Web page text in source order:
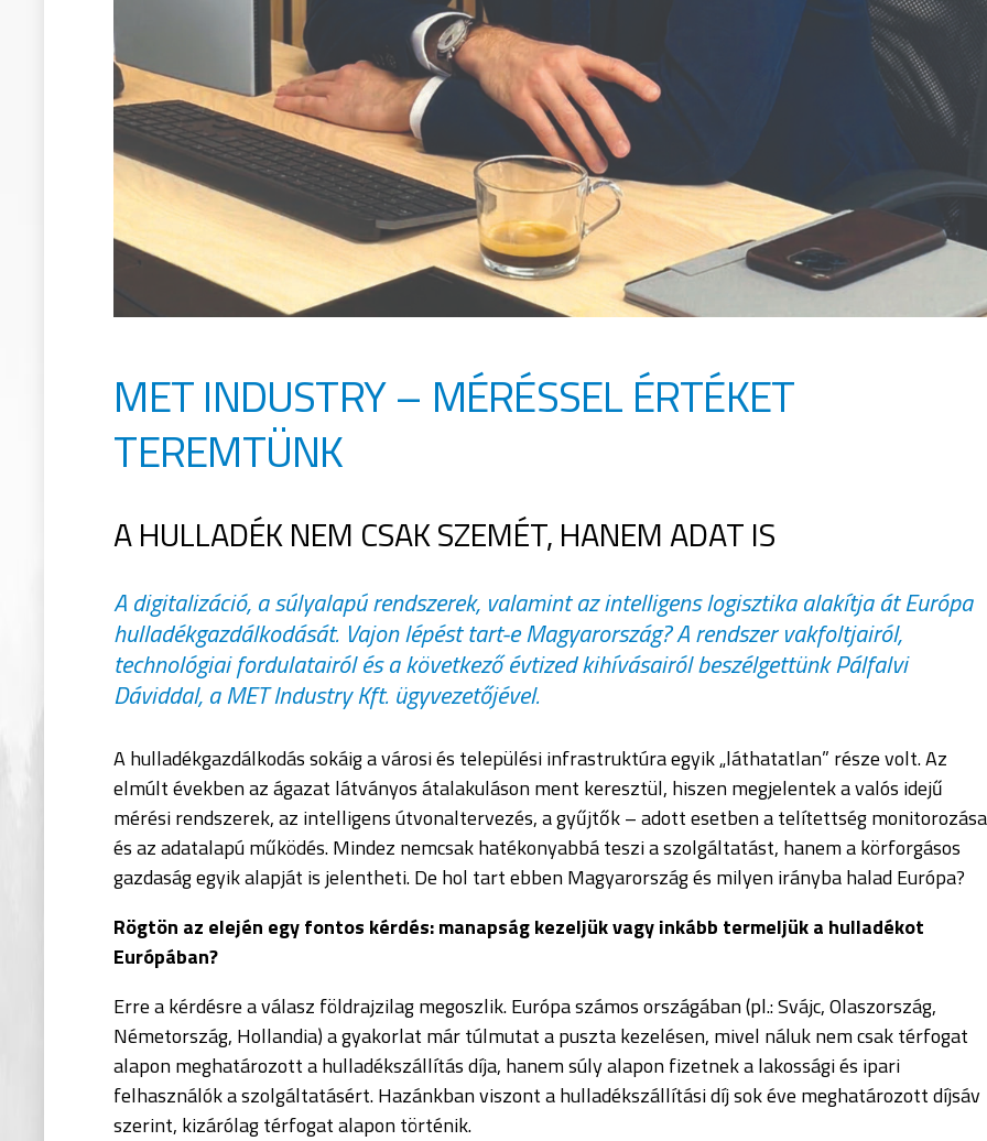
MET INDUSTRY – MÉRÉSSEL ÉRTÉKET
TEREMTÜNK
A HULLADÉK NEM CSAK SZEMÉT, HANEM ADAT IS
A digitalizáció, a súlyalapú rendszerek, valamint az intelligens logisztika alakítja át Európa
hulladékgazdálkodását. Vajon lépést tart-e Magyarország? A rendszer vakfoltjairól,
technológiai fordulatairól és a következő évtized kihívásairól beszélgettünkPálfalvi
Dáviddal, a METIndustryKft. ügyvezetőjével.
Ahulladékgazdálkodássokáig a városi és települési infrastruktúra egyik „láthatatlan” része volt. Az
elmúlt években az ágazat látványos átalakuláson ment keresztül, hiszen megjelentek a valós idejű
mérési rendszerek, az intelligens útvonaltervezés, a gyűjtők – adott esetben a telítettségmonitorozása
és az adatalapú működés. Mindez nemcsak hatékonyabbá teszi a szolgáltatást, hanem a körforgásos
gazdaság egyik alapját is jelentheti. De hol tart ebben Magyarország és milyen irányba halad Európa?
Rögtön az elején egy fontos kérdés: manapságkezeljükvagy inkább termeljük a hulladékot
Európában?
Erre a kérdésre a válasz földrajzilag megoszlik.Európa számos országában (pl.: Svájc, Olaszország,
Németország, Hollandia) a gyakorlat már túlmutat a puszta kezelésen, mivel náluk nem csak térfogat
alapon meghatározott a hulladékszállítás díja, hanem súly alapon fizetnek a lakossági és ipari
felhasználók a szolgáltatásért. Hazánkban viszont a hulladékszállítási díj sok éve meghatározott díjsáv
szerint, kizárólag térfogat alapon történik.